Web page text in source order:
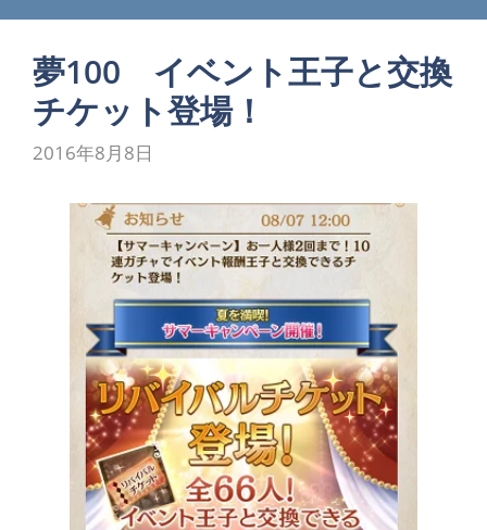
夢100 イベント王子と交換
チケット登場！
2016年8月8日